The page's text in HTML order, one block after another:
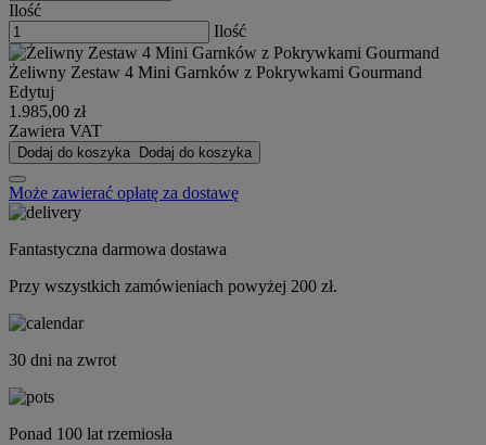
Ilość
Ilość
Żeliwny Zestaw 4 Mini Garnków z Pokrywkami Gourmand
Edytuj
1.985,00 zł
Zawiera VAT
Dodaj do koszyka Dodaj do koszyka
Może zawierać opłatę za dostawę
Fantastyczna darmowa dostawa
Przy wszystkich zamówieniach powyżej 200 zł.
30 dni na zwrot
Ponad 100 lat rzemiosła